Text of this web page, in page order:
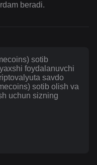
beradi.
sotib
foydalanuvchi
savdo
sotib olish va
uchun sizning